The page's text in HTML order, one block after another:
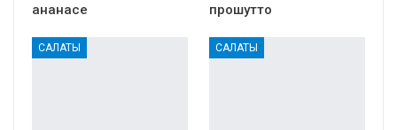
ананасе
прошутто
САЛАТЫ САЛАТЫ